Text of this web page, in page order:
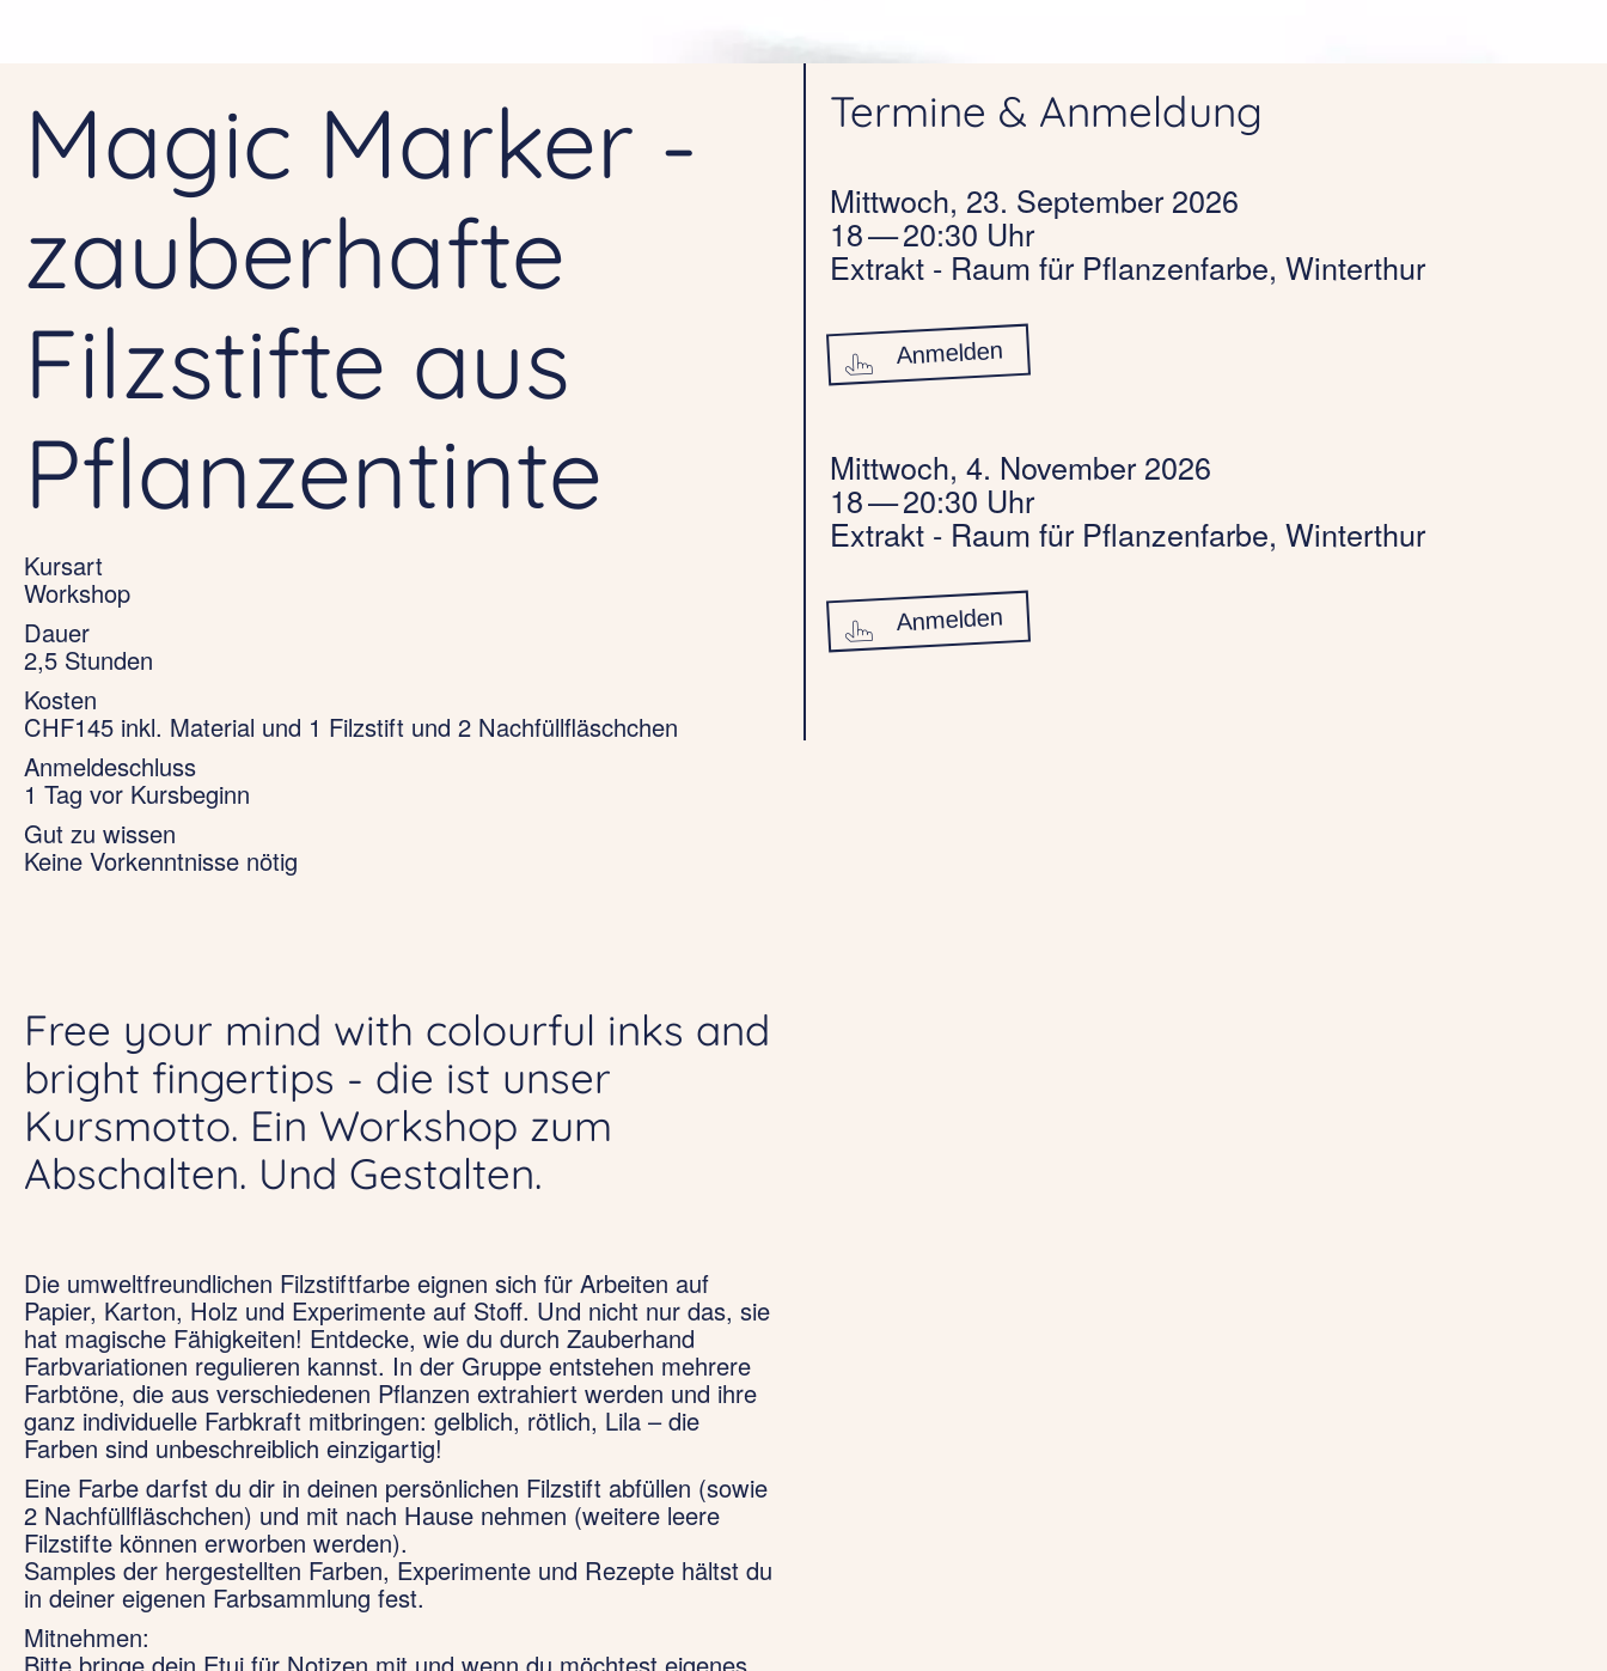
Magic Marker -
zauberhafte
Filzstifte aus
Pflanzentinte
Kursart
Workshop
Dauer
2,5 Stunden
Kosten
CHF145 inkl. Material und 1 Filzstift und 2 Nachfüllfläschchen
Anmeldeschluss
1 Tag vor Kursbeginn
Gut zu wissen
Keine Vorkenntnisse nötig
Free your mind with colourful inks and
bright fingertips - die ist unser
Kursmotto. Ein Workshop zum
Abschalten. Und Gestalten.
Die umweltfreundlichen Filzstiftfarbe eignen sich für Arbeiten auf
Papier, Karton, Holz und Experimente auf Stoff. Und nicht nur das, sie
hat magische Fähigkeiten! Entdecke, wie du durch Zauberhand
Farbvariationen regulieren kannst. In der Gruppe entstehen mehrere
Farbtöne, die aus verschiedenen Pflanzen extrahiert werden und ihre
ganz individuelle Farbkraft mitbringen: gelblich, rötlich, Lila – die
Farben sind unbeschreiblich einzigartig!
Eine Farbe darfst du dir in deinen persönlichen Filzstift abfüllen (sowie
2 Nachfüllfläschchen) und mit nach Hause nehmen (weitere leere
Filzstifte können erworben werden).
Samples der hergestellten Farben, Experimente und Rezepte hältst du
in deiner eigenen Farbsammlung fest.
Mitnehmen:
Termine & Anmeldung
Mittwoch, 23. September 2026
18 — 20:30 Uhr
Extrakt - Raum für Pflanzenfarbe, Winterthur
Anmelden
Mittwoch, 4. November 2026
18 — 20:30 Uhr
Extrakt - Raum für Pflanzenfarbe, Winterthur
Anmelden